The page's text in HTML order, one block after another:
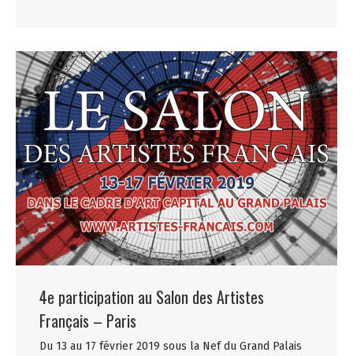
4e participation au Salon des Artistes
Français – Paris
Du 13 au 17 février 2019 sous la Nef du Grand Palais